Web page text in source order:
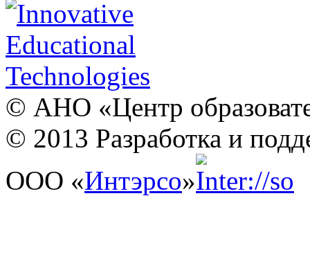
© АНО «Центр
© 2013 Разработка и
ООО «Интэрсо»